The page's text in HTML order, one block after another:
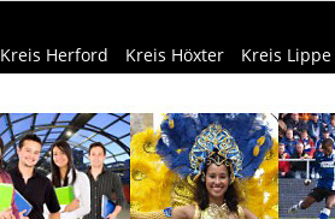
Kreis Herford Kreis Höxter Kreis Lippe